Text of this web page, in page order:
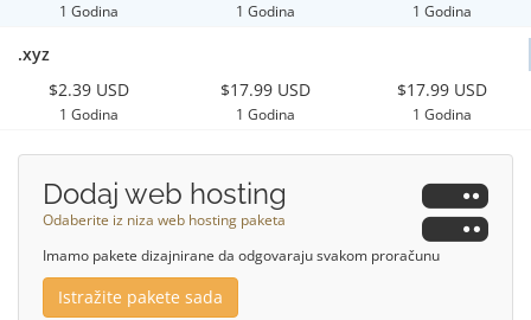
1 Godina 1 Godina 1 Godina
.xyz
$2.39 USD
1 Godina
$17.99 USD
1 Godina
$17.99 USD
1 Godina
Dodaj web hosting
Odaberite iz niza web hosting paketa
Imamo pakete dizajnirane da odgovaraju svakom proračunu
Istražite pakete sada